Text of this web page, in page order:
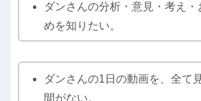
ダンさんの分析・意見・考え・
めを知りたい。
ダンさんの1日の動画を、全て
間がない。